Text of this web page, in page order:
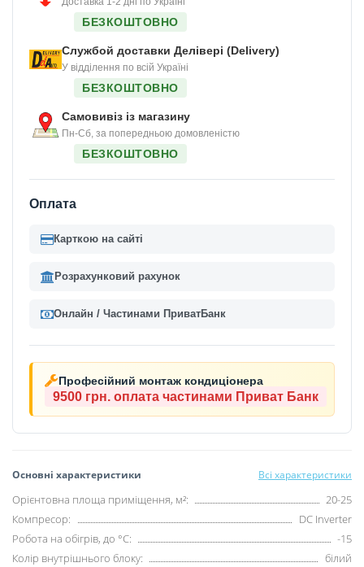
БЕЗКОШТОВНО
Службой доставки Делівері (Delivery)
У відділення по всій Україні
БЕЗКОШТОВНО
Самовивіз із магазину
Пн-Сб, за попередньою домовленістю
БЕЗКОШТОВНО
Оплата
Карткою на сайті
Розрахунковий рахунок
Онлайн / Частинами ПриватБанк
Професійний монтаж кондиціонера
9500 грн. оплата частинами Приват Банк
Основні характеристики Всі характеристики
Орієнтовна площа приміщення, м²:
20-25
Компресор:
DC Inverter
Робота на обігрів, до °C:
-15
Колір внутрішнього блоку:
білий